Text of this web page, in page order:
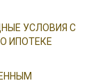
УСЛОВИЯ С
ИПОТЕКЕ